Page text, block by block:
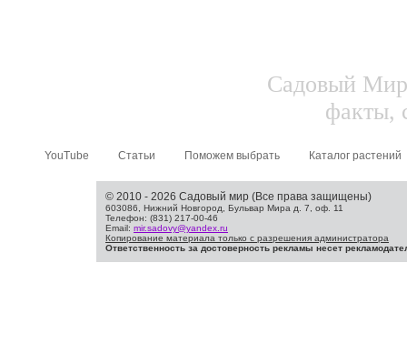
Садовый
факты,
YouTube Статьи Поможем выбрать Каталог растений
© 2010 - 2026 Садовый мир (Все права защищены)
603086, Нижний Новгород, Бульвар Мира д. 7, оф. 11
Телефон: (831) 217-00-46
Email: mir.sadovy@yandex.ru
Копирование материала только с разрешения администратора
Ответственность за достоверность рекламы несет